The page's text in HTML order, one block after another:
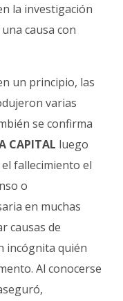
la investigación
causa con
un principio, las
varias
se confirma
CAPITAL luego
fallecimiento el
o
en muchas
causas de
incógnita quién
Al conocerse